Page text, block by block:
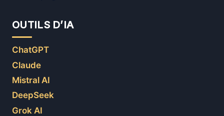
OUTILS D’IA
ChatGPT
Claude
Mistral AI
DeepSeek
Grok AI